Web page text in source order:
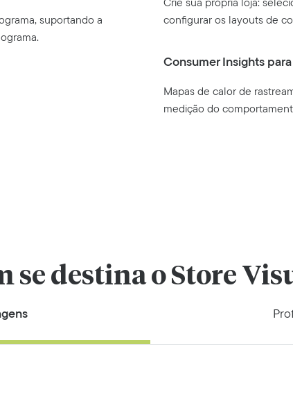
suportando a
configurar os layouts de
Consumer Insights
Mapas de calor de
medição do
se destina o Store